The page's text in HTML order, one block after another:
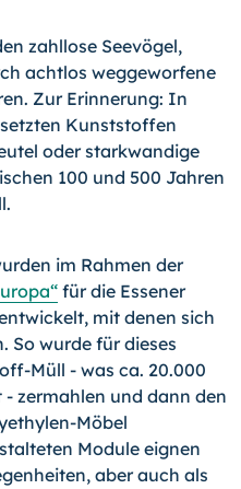
zahllose Seevögel,
achtlos weggeworfene
Zur Erinnerung: In
Kunststoffen
oder starkwandige
100 und 500 Jahren
im Rahmen der
für die Essener
mit denen sich
So wurde für dieses
Müll - was ca. 20.000
zermahlen und dann den
Möbel
Module eignen
aber auch als